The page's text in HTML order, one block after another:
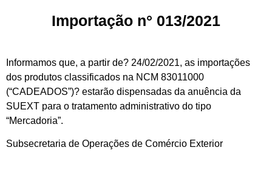
Importação n° 013/2021
Informamos que, a partir de? 24/02/2021, as importações
dos produtos classificados na NCM 83011000
(“CADEADOS”)? estarão dispensadas da anuência da
SUEXT para o tratamento administrativo do tipo
“Mercadoria”.
Subsecretaria de Operações de Comércio Exterior